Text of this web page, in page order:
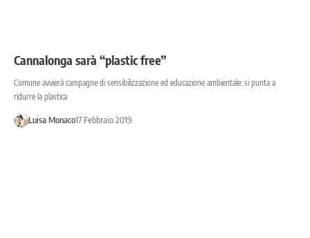
Cannalonga sarà “plastic free”
Comune avvierà campagne di sensibilizzazione ed educazione ambientale: si punta a
ridurre la plastica
Luisa Monaco17 Febbraio 2019